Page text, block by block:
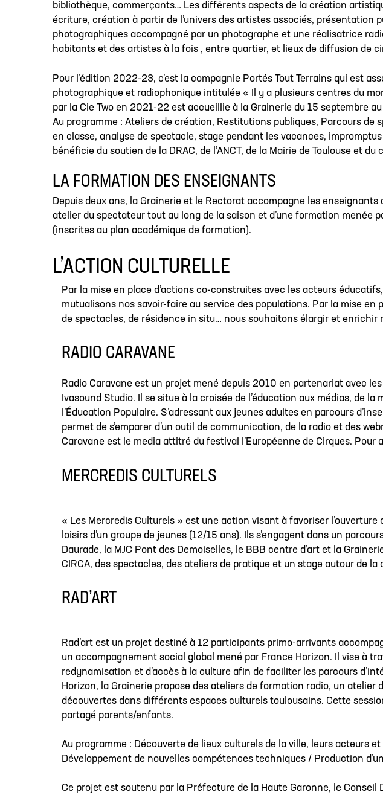
bibliothèque, commerçants… Les différents aspects de la création
écriture, création à partir de l’univers des artistes associés, présentation
photographiques accompagné par un photographe et une réalisatrice
habitants et des artistes à la fois , entre quartier, et lieux de diffusion de
Pour l’édition 2022-23, c’est la compagnie Portés Tout Terrains qui est
photographique et radiophonique intitulée « Il y a plusieurs centres du
par la Cie Two en 2021-22 est accueillie à la Grainerie du 15 septembre
Au programme : Ateliers de création, Restitutions publiques, Parcours
en classe, analyse de spectacle, stage pendant les vacances,
bénéficie du soutien de la DRAC, de l’ANCT, de la Mairie de Toulouse et du
LA FORMATION DES ENSEIGNANTS
Depuis deux ans, la Grainerie et le Rectorat accompagne les enseignants
atelier du spectateur tout au long de la saison et d’une formation menée
(inscrites au plan académique de formation).
L’ACTION CULTURELLE
Par la mise en place d’actions co-construites avec les acteurs
mutualisons nos savoir-faire au service des populations. Par la mise
de spectacles, de résidence in situ… nous souhaitons élargir et enrichir
RADIO CARAVANE
Radio Caravane est un projet mené depuis 2010 en partenariat avec
Ivasound Studio. Il se situe à la croisée de l’éducation aux médias, de
l’Éducation Populaire. S’adressant aux jeunes adultes en parcours
permet de s’emparer d’un outil de communication, de la radio et des
Caravane est le media attitré du festival l’Européenne de Cirques. Pour
MERCREDIS CULTURELS
« Les Mercredis Culturels » est une action visant à favoriser
loisirs d’un groupe de jeunes (12/15 ans). Ils s’engagent dans un
Daurade, la MJC Pont des Demoiselles, le BBB centre d’art et la
CIRCA, des spectacles, des ateliers de pratique et un stage autour de la
RAD’ART
Rad’art est un projet destiné à 12 participants primo-arrivants
un accompagnement social global mené par France Horizon. Il vise à
redynamisation et d’accès à la culture afin de faciliter les parcours
Horizon, la Grainerie propose des ateliers de formation radio, un atelier
découvertes dans différents espaces culturels toulousains. Cette
partagé parents/enfants.
Au programme : Découverte de lieux culturels de la ville, leurs acteurs
Développement de nouvelles compétences techniques / Production
Ce projet est soutenu par la Préfecture de la Haute Garonne, le